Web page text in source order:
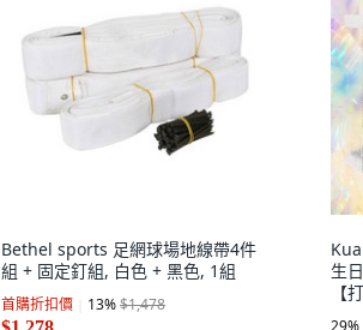
Bethel sports 足網球場地線帶4件
組 + 固定釘組, 白色 + 黑色, 1組
首購折扣價 13%$1,478
生
【
29%